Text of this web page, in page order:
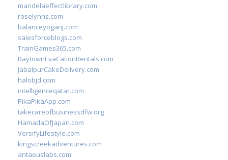
mandelaeffectlibrary.com
roselynns.com
balanceyoganj.com
salesforceblogs.com
TrainGames365.com
BaytownEvaCationRentals.com
JabalpurCakeDelivery.com
halobjd.com
intelligenceqatar.com
PikaPikaApp.com
takecareofbusinessdfw.org
HamadaOfJapan.com
VersifyLifestyle.com
kingscreekadventures.com
antaeuslabs.com